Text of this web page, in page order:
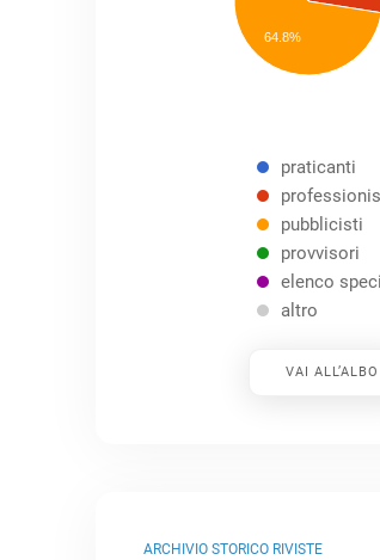
64.8%
praticanti
pubblicisti
provvisori
elenco
altro
VAI ALL’ALBO
ARCHIVIO STORICO RIVISTE